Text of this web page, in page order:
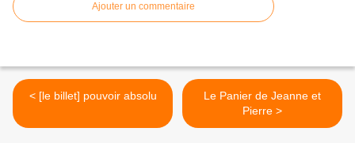
Ajouter un commentaire
< [le billet] pouvoir absolu
Le Panier de Jeanne et
Pierre >